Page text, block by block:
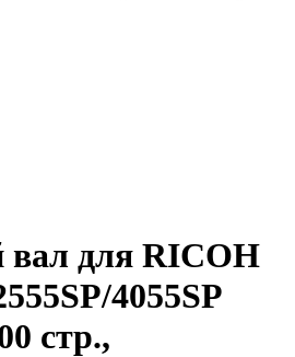
для RICOH
4055SP
стр.,